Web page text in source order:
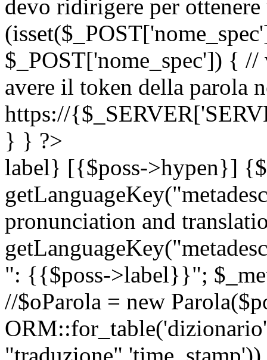
devo ridirigere per
$_POST['nome_spec']) {
avere il token della parola
https://
} } ?>
label} [{$poss->hypen}]
pronunciation and
": {{$poss->label}}";
//$oParola = new